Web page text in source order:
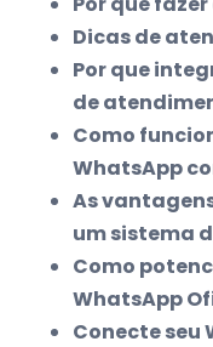
Dicas de
Por que
de
Como
WhatsApp
As
um sistema
Como
WhatsApp
Conecte seu